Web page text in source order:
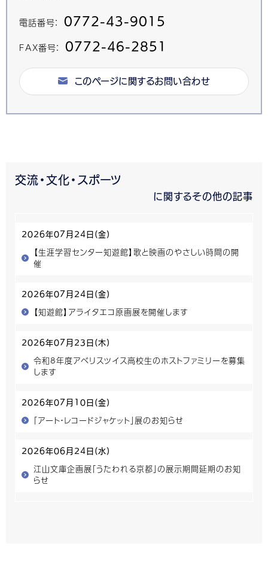
電話番号： 0772-43-9015
FAX番号： 0772-46-2851
このページに関するお問い合わせ
交流・文化・スポーツ
に関するその他の記事
2026年07月24日(金)
【生涯学習センター知遊館】歌と映画のやさしい時間の開
催
2026年07月24日(金)
【知遊館】アライタエコ原画展を開催します
2026年07月23日(木)
令和8年度アベリスツイス高校生のホストファミリーを募集
します
2026年07月10日(金)
「アート・レコードジャケット」展のお知らせ
2026年06月24日(水)
江山文庫企画展「うたわれる京都」の展示期間延期のお知
らせ